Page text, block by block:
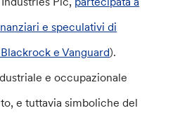
e speculativi di
e Vanguard).
e occupazionale
e tuttavia simboliche del